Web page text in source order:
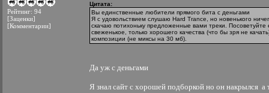
Рейтинг: 94
[Заценки]
[Комментарии]
Цитата:
Вы единственные любители прямого бита с деньгами
Я с удовольствием слушаю Hard Trance, но новенького
скачаю потихоньку предложенные вами треки. Посоветуйте
свеженькое, только хорошего качества (что бы зря не
композиции (не миксы на 30 мб).
Да уж с деньгами
Я знал сайт с хорошей подборкой но он накрылся а